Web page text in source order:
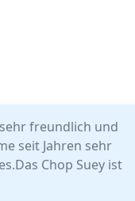
freundlich und
seit Jahren sehr
Chop Suey ist